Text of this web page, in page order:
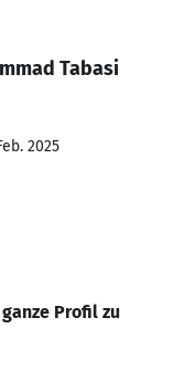
Tabasi
2025
Profil zu